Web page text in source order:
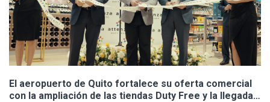
El aeropuerto de Quito fortalece su oferta comercial
con la ampliación de las tiendas Duty Free y la llegada